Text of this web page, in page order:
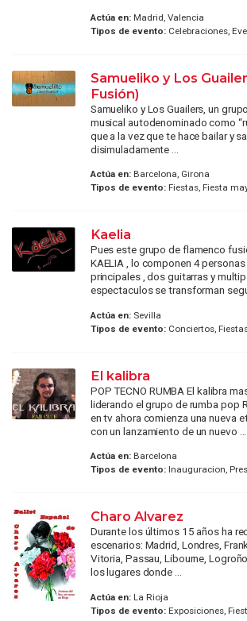
Actúa en:Madrid, Valencia
Tipos de evento:Celebraciones,
Samueliko y Los
Fusión)
Samueliko y Los Guailers, un
musical autodenominado como
que a la vez que te hace bailar y
disimuladamente ...
Actúa en:Barcelona, Girona
Tipos de evento:Fiestas, Fiesta
Kaelia
Pues este grupo de flamenco
KAELIA , lo componen 4
principales , dos guitarras y
espectaculos se transforman
Actúa en:Sevilla
Tipos de evento:Conciertos,
El kalibra
POP TECNO RUMBA El kalibra
liderando el grupo de rumba pop
en tv ahora comienza una nueva
con un lanzamiento de un nuevo ...
Actúa en:Barcelona
Tipos de evento:Inauguracion,
Charo Alvarez
Durante los últimos 15 años ha
escenarios: Madrid, Londres,
Vitoria, Passau, Libourne,
los lugares donde ...
Actúa en:La Rioja
Tipos de evento:Exposiciones,